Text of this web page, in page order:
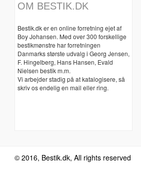
OM BESTIK.DK
Bestik.dk er en online forretning ejet af
Boy Johansen. Med over 300 forskellige
bestikmønstre har forretningen
Danmarks største udvalg i Georg Jensen,
F. Hingelberg, Hans Hansen, Evald
Nielsen bestik m.m.
Vi arbejder stadig på at katalogisere, så
skriv os endelig en mail eller ring.
© 2016, Bestik.dk, All rights reserved